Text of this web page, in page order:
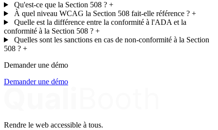
Qu'est-ce que la Section 508 ? +
À quel niveau WCAG la Section 508 fait-elle référence ? +
Quelle est la différence entre la conformité à l'ADA et la
conformité à la Section 508 ? +
Quelles sont les sanctions en cas de non-conformité à la Section
508 ? +
Demander une démo
Demander une démo
Rendre le web accessible à tous.